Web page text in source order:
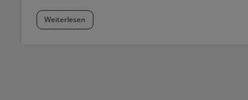
Weiterlesen